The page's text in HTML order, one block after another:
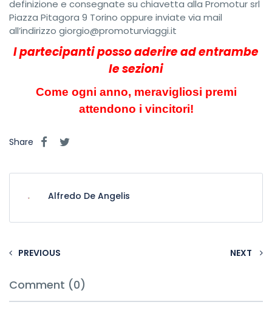
definizione e consegnate su chiavetta alla Promotur srl
Piazza Pitagora 9 Torino oppure inviate via mail
all’indirizzo giorgio@promoturviaggi.it
I partecipanti posso aderire ad entrambe
le sezioni
Come ogni anno, meravigliosi premi
attendono i vincitori!
Share
Alfredo De Angelis
PREVIOUS NEXT
Comment (0)